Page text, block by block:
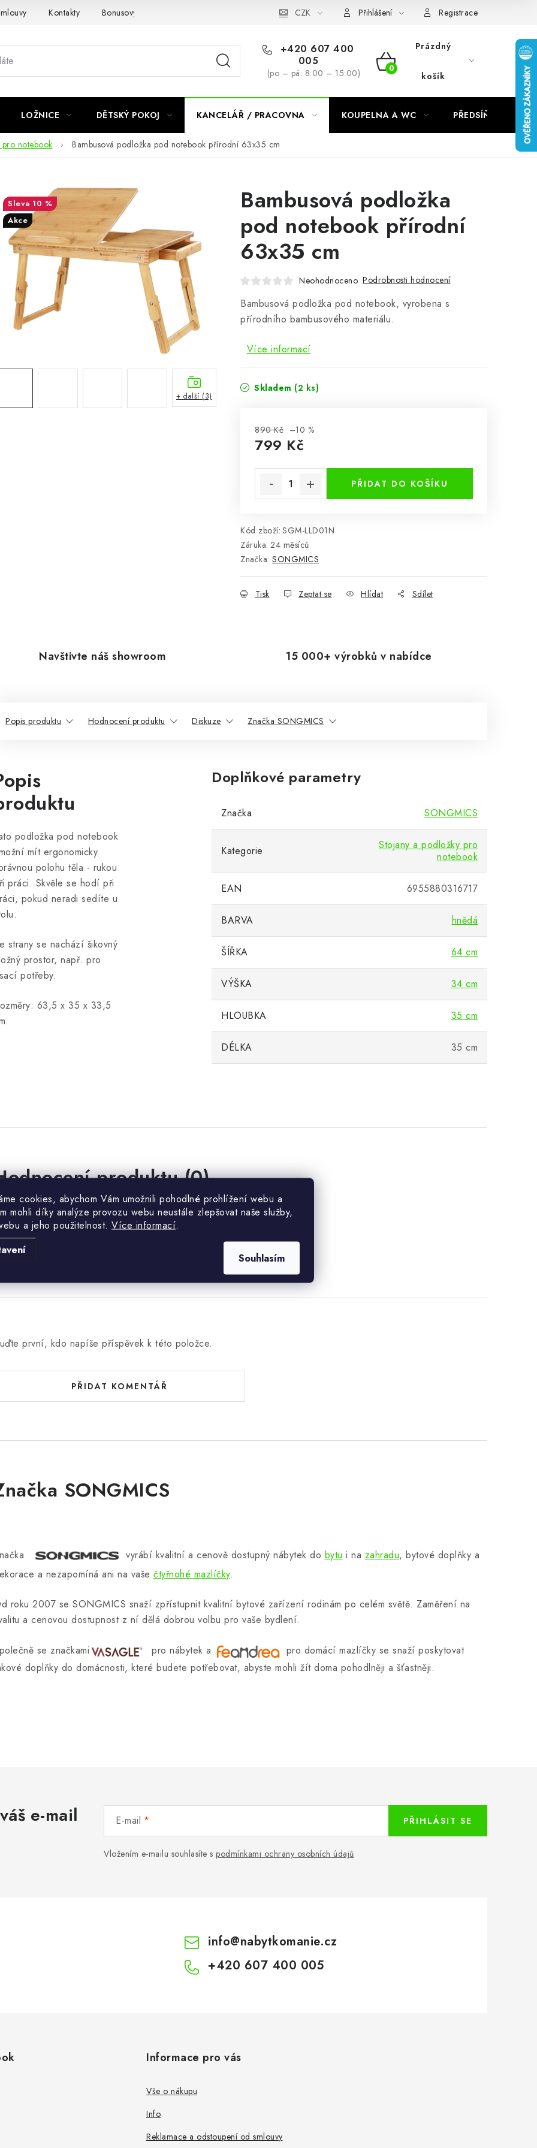
cookies, abychom Vám umožnili pohodlné prohlížení webu a
mohli díky analýze provozu webu neustále zlepšovat naše služby,
a jeho použitelnost. Více informací.
Souhlasím
Kontakty Bonusový program NBM+ CZK Přihlášení Registrace
+420 607 400
005
(po – pá: 8:00 – 15:00)
NÁKUPNÍ
Prázdný
košík
LOŽNICE DĚTSKÝ POKOJ KANCELÁŘ / PRACOVNA KOUPELNA A WC PŘEDSÍŇ
notebook Bambusová podložka pod notebook přírodní 63x35 cm
Bambusová podložka
pod notebook přírodní
63x35 cm
Neohodnoceno Podrobnosti hodnocení
Bambusová podložka pod notebook, vyrobena s
přírodního bambusového materiálu.
Více informací
Skladem (2 ks)
890 Kč –10 %
799 Kč
PŘIDAT DO KOŠÍKU
Kód zboží: SGM-LLD01N
Záruka: 24 měsíců
Značka: SONGMICS
Tisk Zeptat se Hlídat Sdílet
10 %
Akce
+ další (3)
Navštivte náš showroom 15 000+ výrobků v nabídce
Popis produktu Hodnocení produktu Diskuze Značka SONGMICS
podložka pod notebook
mít ergonomicky
polohu těla - rukou
práci. Skvěle se hodí při
pokud neradi sedíte u
strany se nachází šikovný
prostor, např. pro
potřeby.
63,5 x 35 x 33,5
Doplňkové parametry
Značka SONGMICS
Kategorie
Stojany a podložky pro
notebook
EAN 6955880316717
BARVA hnědá
ŠÍŘKA 64 cm
VÝŠKA 34 cm
HLOUBKA 35 cm
DÉLKA 35 cm
produktu (0)
první, kdo napíše příspěvek k této položce.
první, kdo napíše příspěvek k této položce.
PŘIDAT KOMENTÁŘ
SONGMICS
vyrábí kvalitní a cenově dostupný nábytek do bytu i na zahradu, bytové doplňky a
a nezapomíná ani na vaše čtyřnohé mazlíčky.
roku 2007 se SONGMICS snaží zpřístupnit kvalitní bytové zařízení rodinám po celém světě. Zaměření na
a cenovou dostupnost z ní dělá dobrou volbu pro vaše bydlení.
se značkami pro nábytek a
pro domácí mazlíčky se snaží poskytovat
doplňky do domácnosti, které budete potřebovat, abyste mohli žít doma pohodlněji a šťastněji.
e-mail E-mail
Vložením e-mailu souhlasíte s podmínkami ochrany osobních údajů
PŘIHLÁSIT SE
info@nabytkomanie.cz
+420 607 400 005
Informace pro vás
Vše o nákupu
Info
Reklamace a odstoupení od smlouvy